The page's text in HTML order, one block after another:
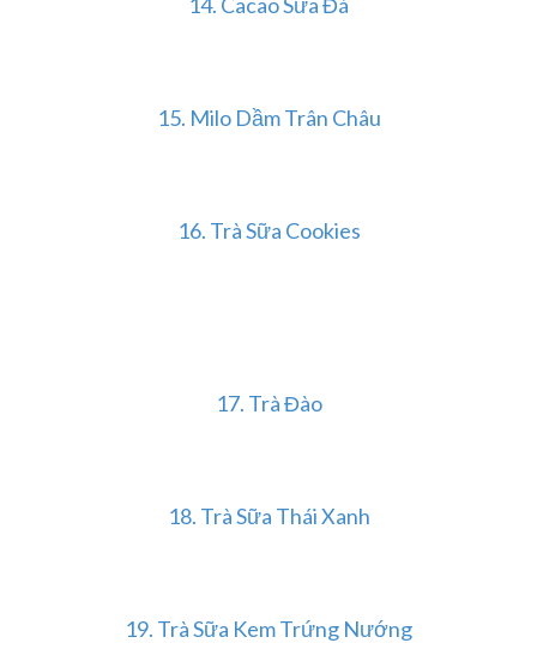
15. Milo Dầm Trân Châu
16. Trà Sữa Cookies
17. Trà Đào
18. Trà Sữa Thái Xanh
19. Trà Sữa Kem Trứng Nướng